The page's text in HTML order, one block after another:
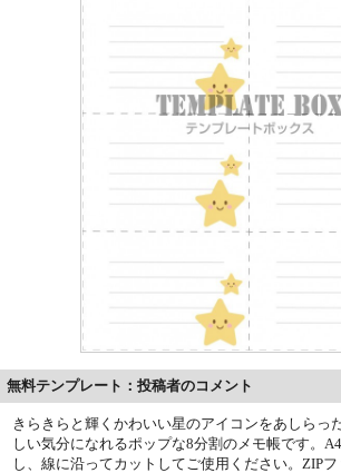
無料テンプレート：投稿者のコメント
きらきらと輝くかわいい星のアイコンをあしらっ
しい気分になれるポップな8分割のメモ帳です。
し、線に沿ってカットしてご使用ください。ZIP